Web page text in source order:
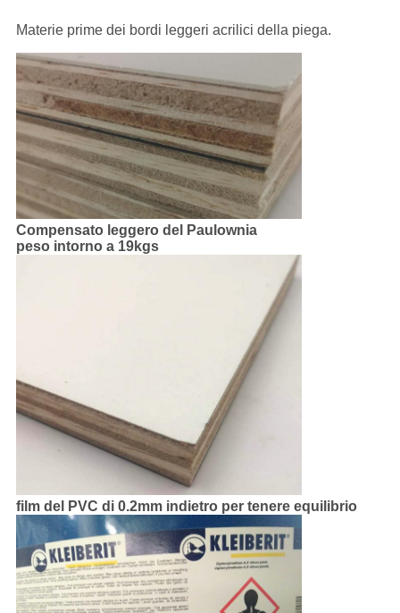
Materie prime dei bordi leggeri acrilici della piega.
Compensato leggero del Paulownia
peso intorno a 19kgs
film del PVC di 0.2mm indietro per tenere equilibrio